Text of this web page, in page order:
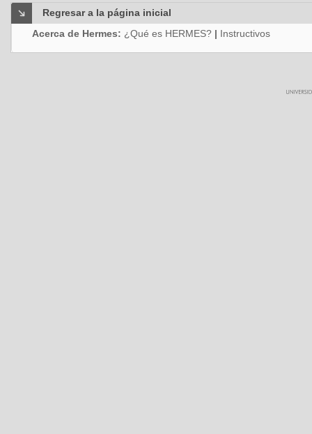
Regresar a la página inicial
Acerca de Hermes: ¿Qué es HERMES? | Instructivos